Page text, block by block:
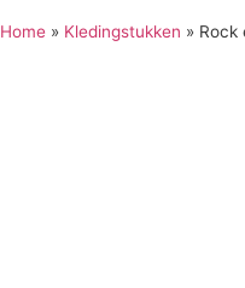
Home » Kledingstukken » Rock